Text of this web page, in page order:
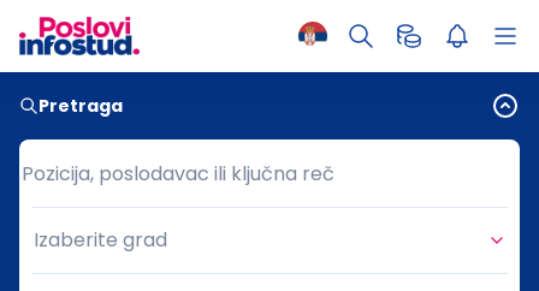
Pretraga
Pozicija, poslodavac ili ključna reč
Pozicija, poslodavac ili ključna reč
Grad
Izaberite grad